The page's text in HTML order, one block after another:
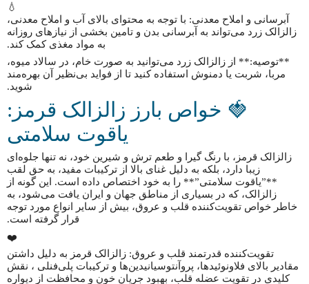
💧
آبرسانی و املاح معدنی: با توجه به محتوای بالای آب و املاح معدنی،
زالزالک زرد می‌تواند به آبرسانی بدن و تامین بخشی از نیازهای روزانه
به مواد مغذی کمک کند.
**توصیه:** از زالزالک زرد می‌توانید به صورت خام، در سالاد میوه،
مربا، شربت یا دمنوش استفاده کنید تا از فواید بی‌نظیر آن بهره‌مند
شوید.
🍓 خواص بارز زالزالک قرمز:
یاقوت سلامتی
زالزالک قرمز، با رنگ گیرا و طعم ترش و شیرین خود، نه تنها جلوه‌ای
زیبا دارد، بلکه به دلیل غنای بالا از ترکیبات مفید، به حق لقب
**”یاقوت سلامتی”** را به خود اختصاص داده است. این گونه از
زالزالک، که در بسیاری از مناطق جهان و ایران یافت می‌شود، به
خاطر خواص تقویت‌کننده قلب و عروق، بیش از سایر انواع مورد توجه
قرار گرفته است.
❤️
تقویت‌کننده قدرتمند قلب و عروق: زالزالک قرمز به دلیل داشتن
مقادیر بالای فلاونوئیدها، پروآنتوسیانیدین‌ها و ترکیبات پلی‌فنلی ، نقش
کلیدی در تقویت عضله قلب، بهبود جریان خون و محافظت از دیواره